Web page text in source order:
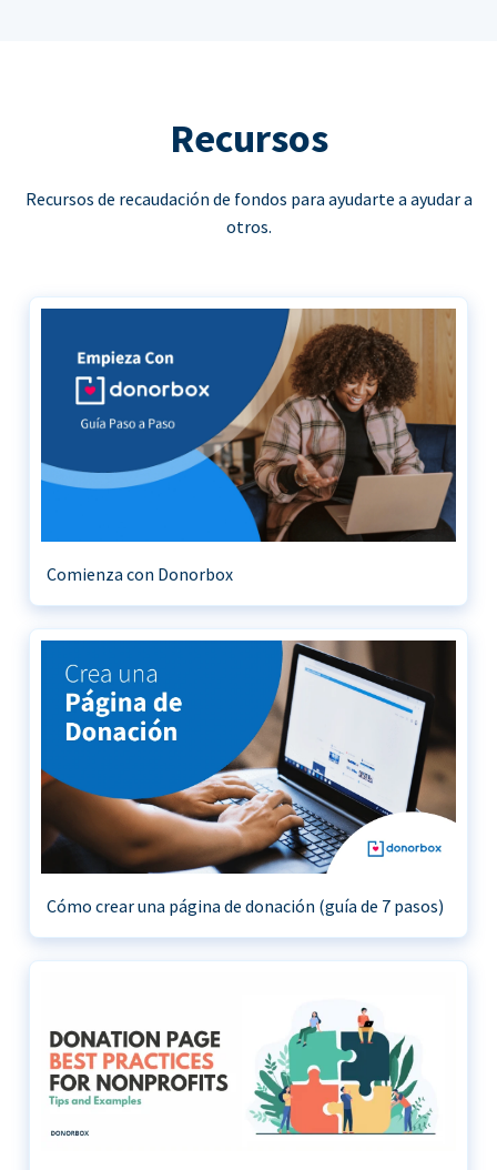
Recursos
Recursos de recaudación de fondos para ayudarte a ayudar a
otros.
Comienza con Donorbox
Cómo crear una página de donación (guía de 7 pasos)